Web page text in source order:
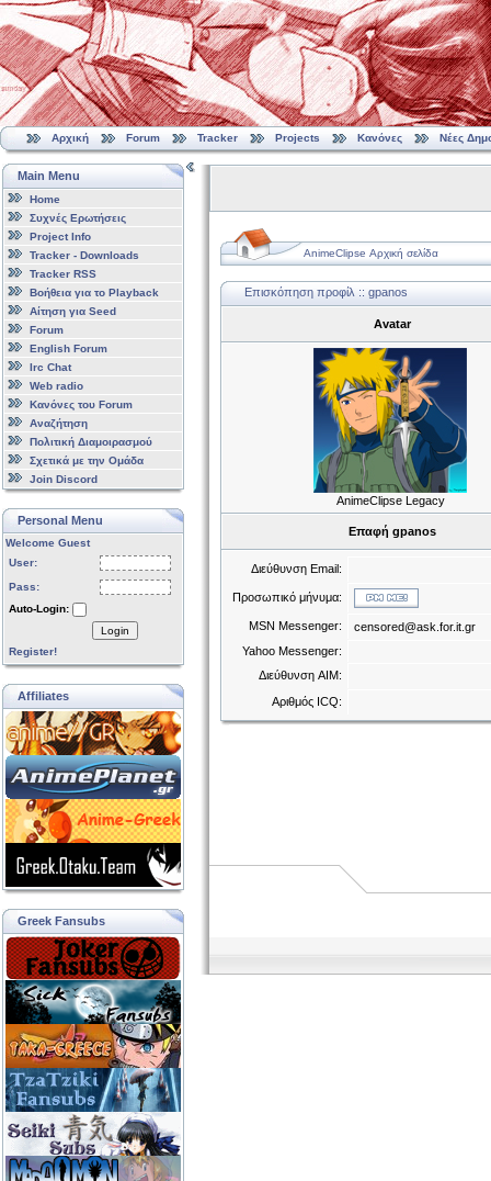
Αρχική Forum Tracker Projects Κανόνες Νέες
Main Menu
Home
Συχνές Ερωτήσεις
Project Info
Tracker - Downloads
Tracker RSS
Βοήθεια για το Playback
Αίτηση για Seed
Forum
English Forum
Irc Chat
Web radio
Κανόνες του Forum
Αναζήτηση
Πολιτική Διαμοιρασμού
Σχετικά με την Ομάδα
Join Discord
Personal Menu
Welcome Guest
User:
Pass:
Auto-Login:
Login
Register!
Affiliates
Greek Fansubs
AnimeClipse Αρχική σελίδα
Επισκόπηση προφίλ :: gpanos
Avatar
AnimeClipse Legacy
Επαφή gpanos
Διεύθυνση Email:
Προσωπικό μήνυμα:
MSN Messenger:
censored@ask.for.it.gr
Yahoo Messenger:
Διεύθυνση AIM:
Αριθμός ICQ: